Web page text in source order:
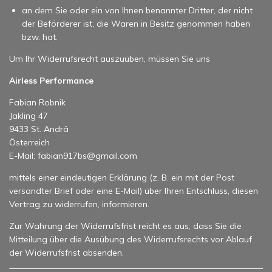
an dem Sie oder ein von Ihnen benannter Dritter, der nicht
der Beförderer ist, die Waren in Besitz genommen haben
bzw. hat.
Um Ihr Widerrufsrecht auszuüben, müssen Sie uns
Airless Performance
Fabian Robnik
Jakling 47
9433 St. Andrä
Österreich
E-Mail: fabian917bs@gmail.com
mittels einer eindeutigen Erklärung (z. B. ein mit der Post
versandter Brief oder eine E-Mail) über Ihren Entschluss, diesen
Vertrag zu widerrufen, informieren.
Zur Wahrung der Widerrufsfrist reicht es aus, dass Sie die
Mitteilung über die Ausübung des Widerrufsrechts vor Ablauf
der Widerrufsfrist absenden.